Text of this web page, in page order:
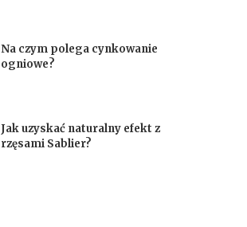
Na czym polega cynkowanie
ogniowe?
Jak uzyskać naturalny efekt z
rzęsami Sablier?